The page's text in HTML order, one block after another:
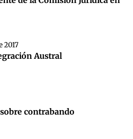
2017
Austral
contrabando